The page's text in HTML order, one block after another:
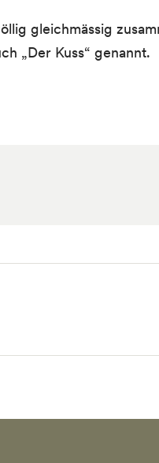
gleichmässig
„Der Kuss“ genannt.